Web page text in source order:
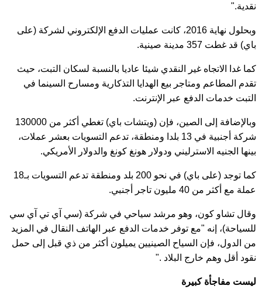
نقدية."
وبحلول نهاية 2016، كانت عمليات الدفع الإلكتروني لشركة (على
باي) قد غطت 357 مدينة صينية.
كما غدا الاتجاه غير النقدي شيئا عاديا بالنسبة لسكان التبت، حيث
تقدم المطاعم ومتاجر بيع الهدايا التذكارية ومسارح السينما في
التبت خدمات الدفع عبر الإنترنت.
وبالإضافة إلى الصين، فإن (ويتشات باي) تغطي أكثر من 130000
شركة أجنبية في 13 بلدا ومنطقة، تدعم التسويات بعشر عملات،
بينها الجنيه الاسترليني ودولار هونغ كونغ والدولار الأمريكي.
كما توجد (على باي) في نحو 200 بلد ومنطقة تدعم التسويات بـ18
عملة مع أكثر من 40 مليون تاجر أجنبي.
وقال تشاو كون، وهو مرشد سياحي في شركة (سي آي تي آي سي
للسياحة)، إنه "مع توفر خدمات الدفع عبر الهاتف النقال في المزيد
من الدول، فإن السياح الصينيين يميلون أكثر من ذي قبل إلى حمل
نقود أقل وهم خارج البلاد ."
ليست مفاجأة كبيرة